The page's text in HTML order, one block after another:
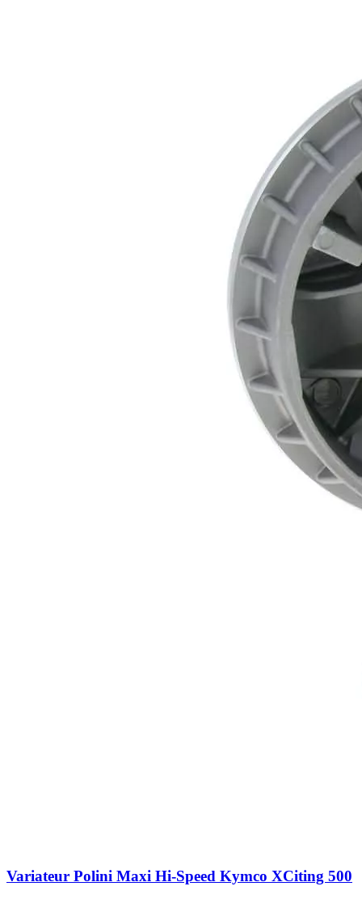
Variateur Polini Maxi Hi-Speed Kymco XCiting 500